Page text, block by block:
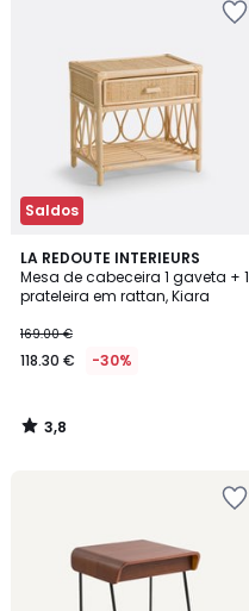
Saldos
LA REDOUTE INTERIEURS
Mesa de cabeceira 1 gaveta + 1
prateleira em rattan, Kiara
169.00 €
118.30 € -30%
3,8
/ 5
3,8
/